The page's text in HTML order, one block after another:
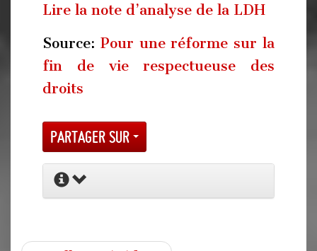
Lire la note d’analyse de la LDH
Source: Pour une réforme sur la
fin de vie respectueuse des
droits
Partager sur